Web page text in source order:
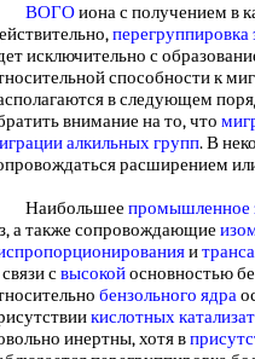
ВОГОиона с получением в
перегруппировка
исключительно с
способности к
в следующем
внимание на то, что
алкильных групп. В
расширением
промышленное
а также сопровождающие
и
свысокойосновностью
бензольного ядра
кислотных
инертны, хотя в